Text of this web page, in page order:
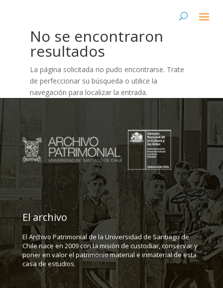
No se encontraron
resultados
La página solicitada no pudo encontrarse. Trate
de perfeccionar su búsqueda o utilice la
navegación para localizar la entrada.
El archivo
El Archivo Patrimonial de la Universidad de Santiago de
Chile nace en 2009 con la misión de custodiar, conservar y
poner en valor el patrimonio material e inmaterial de esta
casa de estudios.